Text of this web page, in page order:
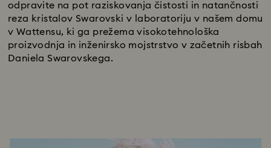
odpravite na pot raziskovanja čistosti in natančnosti
reza kristalov Swarovski v laboratoriju v našem domu
v Wattensu, ki ga prežema visokotehnološka
proizvodnja in inženirsko mojstrstvo v začetnih risbah
Daniela Swarovskega.